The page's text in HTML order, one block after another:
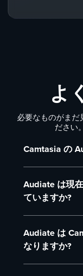
よ
必要なものがまだ
ださい
Camtasia の
された、AI 搭載
画編集ツールで
ニング コンテン
AI ハブとしても
Audiate は現
ていますか?
スの中核を担う
ンスを最大限に
Audiate は
なりますか?